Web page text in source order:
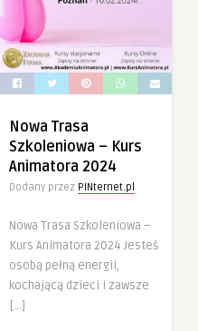
Nowa Trasa
Szkoleniowa – Kurs
Animatora 2024
Dodany przez PINternet.pl
Nowa Trasa Szkoleniowa –
Kurs Animatora 2024 Jesteś
osobą pełną energii,
kochającą dzieci i zawsze
[…]